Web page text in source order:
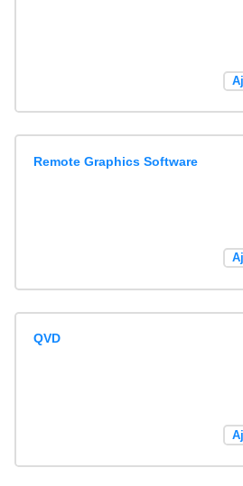
Remote Graphics Software
QVD